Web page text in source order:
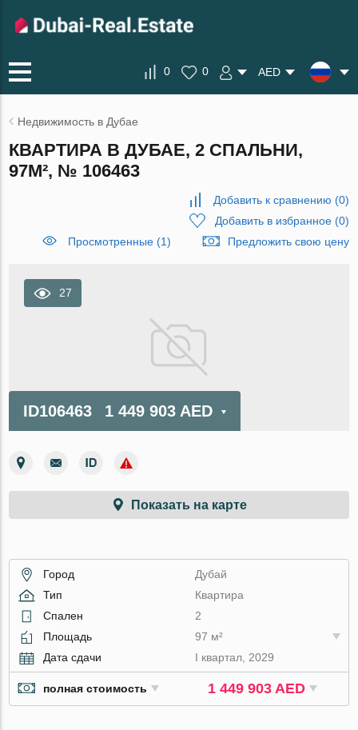
0 0 AED
Недвижимость в Дубае
КВАРТИРА В ДУБАЕ, 2 СПАЛЬНИ,
97М², № 106463
Добавить к сравнению (0)
Добавить в избранное(0)
Просмотренные (1)
Предложить свою цену
27
ID106463 1 449 903 AED
Показать на карте
Город
Дубай
Тип
Квартира
Спален
2
Площадь
97 м²
Дата сдачи
I квартал, 2029
полная стоимость 1 449 903 AED